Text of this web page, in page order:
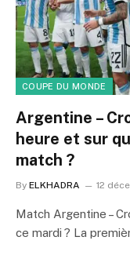
COUPE DU MONDE
Argentine –
heure et sur
match ?
By ELKHADRA 12
Match Argentine –
ce mardi ? La